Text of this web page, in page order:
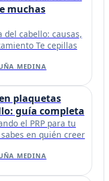
muchas
del cabello: causas,
Te cepillas
MEDINA
plaquetas
guía completa
el PRP para tu
en quién creer
MEDINA